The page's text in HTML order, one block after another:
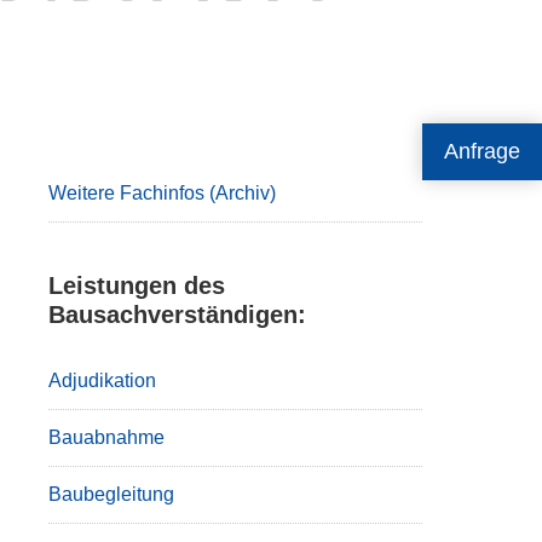
Anfrage
Weitere Fachinfos (Archiv)
Leistungen des
Bausachverständigen:
Adjudikation
Bauabnahme
Baubegleitung